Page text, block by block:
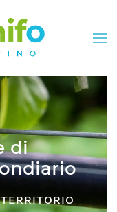
TUTTI I CONSORZI